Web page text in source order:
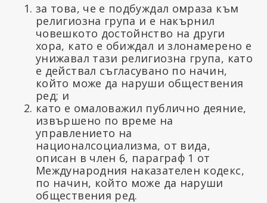
за това, че е подбуждал омраза към
религиозна група и е накърнил
човешкото достойнство на други
хора, като е обиждал и злонамерено е
унижавал тази религиозна група, като
е действал съгласувано по начин,
който може да наруши обществения
ред; и
като е омаловажил публично деяние,
извършено по време на
управлението на
националсоциализма, от вида,
описан в член 6, параграф 1 от
Международния наказателен кодекс,
по начин, който може да наруши
обществения ред.